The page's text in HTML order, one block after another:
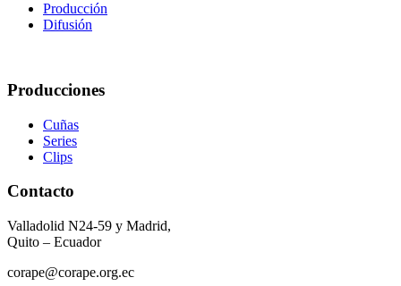
Producción
Difusión
Producciones
Cuñas
Series
Clips
Contacto
Valladolid N24-59 y Madrid,
Quito – Ecuador
corape@corape.org.ec